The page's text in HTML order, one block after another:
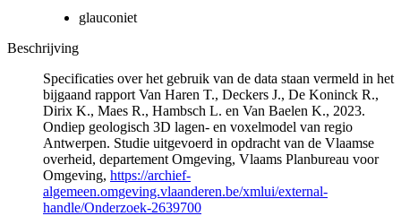
glauconiet
Beschrijving
Specificaties over het gebruik van de data staan vermeld in het
bijgaand rapport Van Haren T., Deckers J., De Koninck R.,
Dirix K., Maes R., Hambsch L. en Van Baelen K., 2023.
Ondiep geologisch 3D lagen- en voxelmodel van regio
Antwerpen. Studie uitgevoerd in opdracht van de Vlaamse
overheid, departement Omgeving, Vlaams Planbureau voor
Omgeving, https://archief-
algemeen.omgeving.vlaanderen.be/xmlui/external-
handle/Onderzoek-2639700